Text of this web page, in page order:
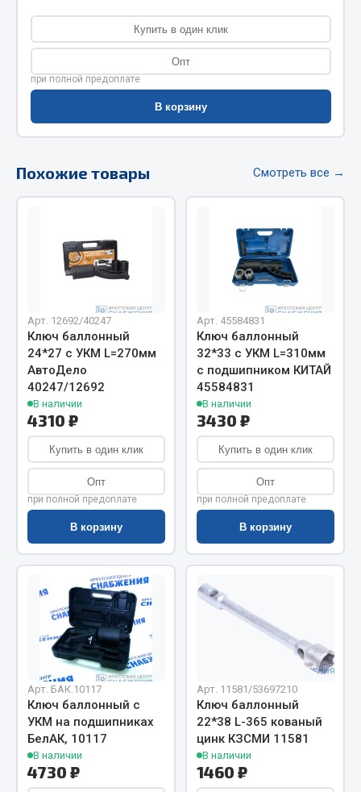
Кольца уплотнительные
Манжеты
Паронит
Рукава высокого давления
Показать ещё
Весь раздел
Автомобильная электрика
Автолампы
Блоки реле и предохранителей
Вилки нагрузочные
Выключатели кнопочные
Выключатель массы
Изолента
Показать ещё
Весь раздел
Запчасти на полуприцепы
Амортизаторы для полуприцепов
Купить в один клик
Опт
при полной предоплате
В корзину
Похожие товары Смотреть все →
Арт. 12692/40247
Ключ баллонный
24*27 с УКМ L=270мм
АвтоДело
40247/12692
В наличии
4310 ₽
Купить в один клик
Опт
при полной предоплате
В корзину
Арт. 45584831
Ключ баллонный
32*33 с УКМ L=310мм
с подшипником КИТАЙ
45584831
В наличии
3430 ₽
Купить в один клик
Опт
при полной предоплате
В корзину
Арт. БАК.10117
Ключ баллонный с
УКМ на подшипниках
БелАК, 10117
В наличии
4730 ₽
Арт. 11581/53697210
Ключ баллонный
22*38 L-365 кованый
цинк КЗСМИ 11581
В наличии
1460 ₽